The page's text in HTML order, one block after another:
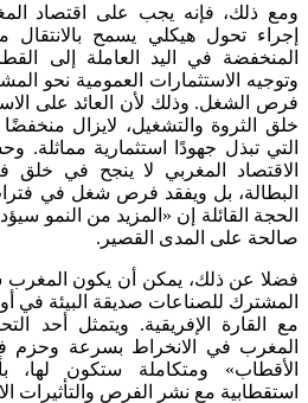
إجراء تحول هيكلي يسمح
المنخفضة في اليد العاملة إلى
وتوجيه الاستثمارات العمومية نحو
فرص الشغل. وذلك لأن العائد على
خلق الثروة والتشغيل، لايزال
التي تبذل جهودًا استثمارية
الاقتصاد المغربي لا ينجح في
البطالة، بل ويفقد فرص شغل في
الحجة القائلة إن «المزيد من النمو
صالحة على المدى القصير.
فضلا عن ذلك، يمكن أن يكون المغرب
المشترك للصناعات صديقة البيئة في
مع القارة الإفريقية. ويتمثل أحد
المغرب في الانخراط بسرعة وحزم
الأقطاب» ومتكاملة ستكون لها،
استقطابية مع نشر الفرص والتأثيرات